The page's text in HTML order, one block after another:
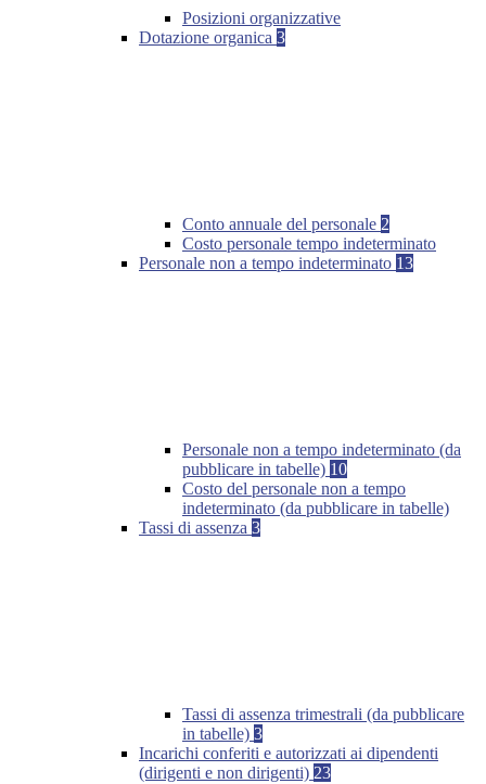
Posizioni organizzative
Dotazione organica 3
Conto annuale del personale 2
Costo personale tempo indeterminato
Personale non a tempo indeterminato 13
Personale non a tempo indeterminato (da
pubblicare in tabelle) 10
Costo del personale non a tempo
indeterminato (da pubblicare in tabelle)
Tassi di assenza 3
Tassi di assenza trimestrali (da pubblicare
in tabelle) 3
Incarichi conferiti e autorizzati ai dipendenti
(dirigenti e non dirigenti) 23